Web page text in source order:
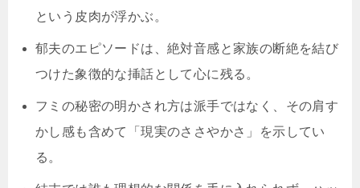
という皮肉が浮かぶ。
郁夫のエピソードは、絶対音感と家族の断絶を結び
つけた象徴的な挿話として心に残る。
フミの秘密の明かされ方は派手ではなく、その肩す
かし感も含めて「現実のささやかさ」を示してい
る。